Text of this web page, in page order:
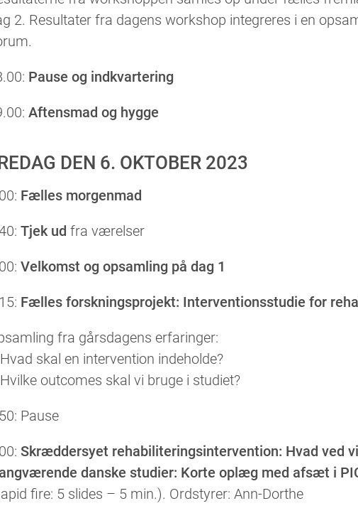
2. Resultater fra dagens workshop integreres i en
Pause og indkvartering
Aftensmad og hygge
DEN 6. OKTOBER 2023
Fælles morgenmad
Tjek ud fra værelser
Velkomst og opsamling på dag 1
Fælles forskningsprojekt: Interventionsstudie for
fra gårsdagens erfaringer:
skal en intervention indeholde?
outcomes skal vi bruge i studiet?
Pause
Skræddersyet rehabiliteringsintervention: Hvad ved
danske studier: Korte oplæg med afsæt i
fire: 5 slides – 5 min.). Ordstyrer: Ann-Dorthe